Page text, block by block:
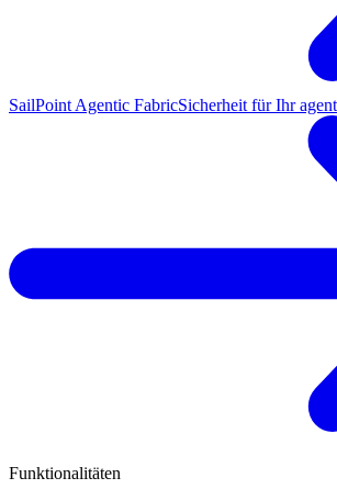
SailPoint Agentic FabricSicherheit für Ihr
Funktionalitäten